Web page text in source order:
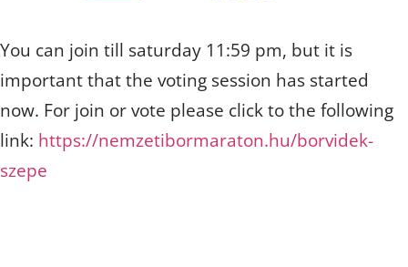
You can join till saturday 11:59 pm, but it is
important that the voting session has started
now. For join or vote please click to the following
link: https://nemzetibormaraton.hu/borvidek-
szepe